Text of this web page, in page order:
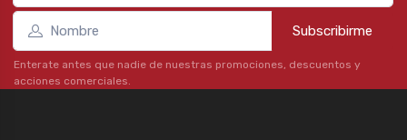
Subscribirme
Enterate antes que nadie de nuestras promociones, descuentos y
acciones comerciales.